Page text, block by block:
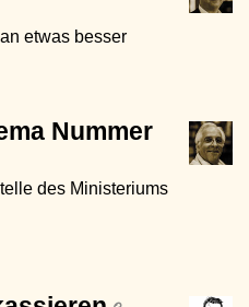
etwas besser
Nummer
des Ministeriums